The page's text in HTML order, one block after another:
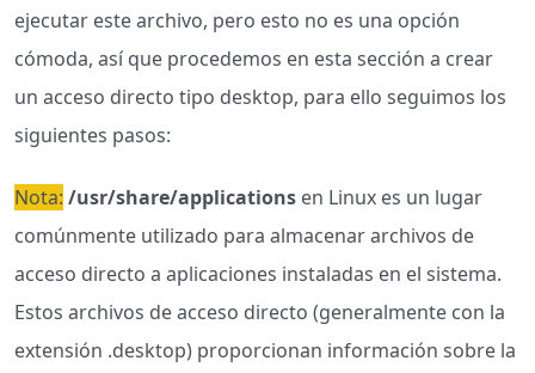
ejecutar este archivo, pero esto no es una opción
cómoda, así que procedemos en esta sección a crear
un acceso directo tipo desktop, para ello seguimos los
siguientes pasos:
Nota: /usr/share/applications en Linux es un lugar
comúnmente utilizado para almacenar archivos de
acceso directo a aplicaciones instaladas en el sistema.
Estos archivos de acceso directo (generalmente con la
extensión .desktop) proporcionan información sobre la